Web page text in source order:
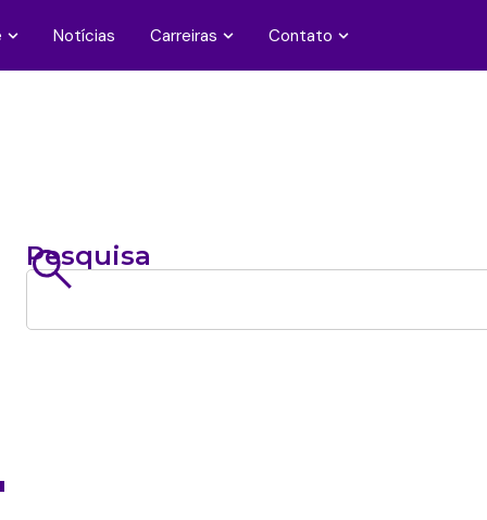
Notícias Carreiras Contato
Pesquisa